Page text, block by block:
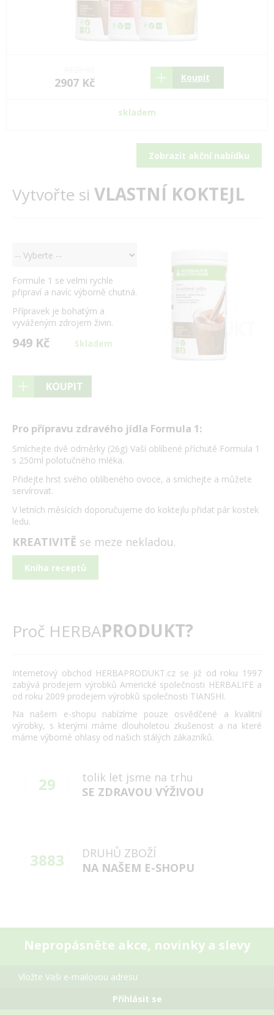
2907 Kč Koupit
skladem
Zobrazit akční nabídku
Vytvořte si VLASTNÍ KOKTEJL
Formule 1 se velmi rychle
připraví a navíc výborně chutná.
Přípravek je bohatým a
vyváženým zdrojem živin.
949 Kč Skladem
KOUPIT
Pro přípravu zdravého jídla Formula 1:
Smíchejte dvě odměrky (26g) Vaší oblíbené příchutě Formula 1
s 250ml polotučného mléka.
Přidejte hrst svého oblíbeného ovoce, a smíchejte a můžete
servírovat.
V letních měsících doporučujeme do koktejlu přidat pár kostek
ledu.
KREATIVITĚ se meze nekladou.
Kniha receptů
Proč HERBAPRODUKT?
Internetový obchod HERBAPRODUKT.cz se již od roku 1997
zabývá prodejem výrobků Americké společnosti HERBALIFE a
od roku 2009 prodejem výrobků společnosti TIANSHI.
Na našem e-shopu nabízíme pouze osvědčené a kvalitní
výrobky, s kterými máme dlouholetou zkušenost a na které
máme výborné ohlasy od našich stálých zákazníků.
29
tolik let jsme na trhu
SE ZDRAVOU VÝŽIVOU
3883
DRUHŮ ZBOŽÍ
NA NAŠEM E-SHOPU
Nepropásněte akce, novinky a slevy
Přihlásit se